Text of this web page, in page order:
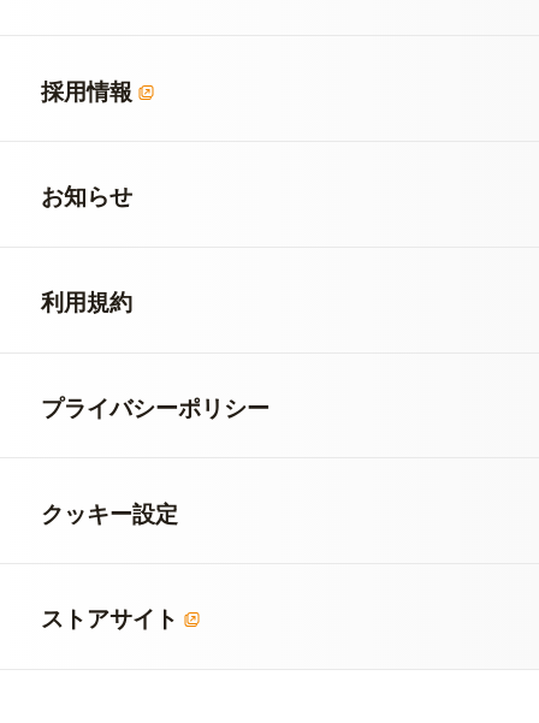
採用情報
お知らせ
利用規約
プライバシーポリシー
クッキー設定
ストアサイト